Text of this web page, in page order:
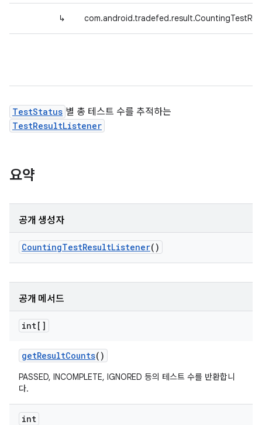
↳
TestStatus 별 총 테스트 수를 추적하는
TestResultListener
요약
공개 생성자
CountingTestResultListener()
공개 메서드
int[]
getResultCounts()
PASSED, INCOMPLETE, IGNORED 등의 테스트 수를 반환합니
다.
int